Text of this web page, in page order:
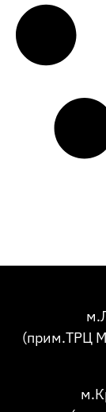
(прим.ТРЦ